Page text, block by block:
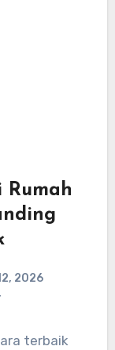
Rumah
2026
terbaik